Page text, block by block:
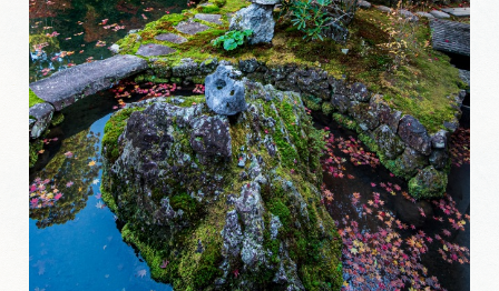
旅の予約
アクセス
インフォメーション
ぎふ旅レポーター記事
早わかり岐阜